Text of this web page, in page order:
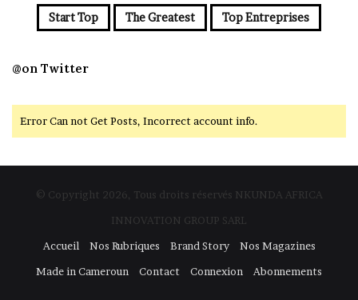
Start Top The Greatest Top Entreprises
@on Twitter
Error Can not Get Posts, Incorrect account info.
© Copyright 2026, Tous droits réservés NKUNDA AFRICA
INNOVATION GROUP SARL
Accueil
Nos Rubriques Brand Story
Nos Magazines
Made in Cameroun
Contact Connexion Abonnements